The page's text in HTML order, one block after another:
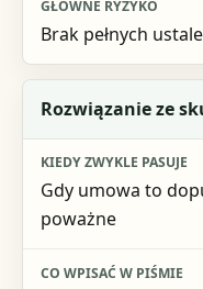
Brak pełnych
Rozwiązanie ze
Gdy umowa to
poważne